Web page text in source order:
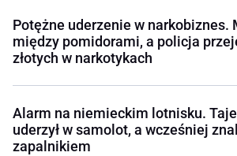
Potężne uderzenie w narkobiznes.
między pomidorami, a policja
złotych w narkotykach
Alarm na niemieckim lotnisku.
uderzył w samolot, a wcześniej
zapalnikiem